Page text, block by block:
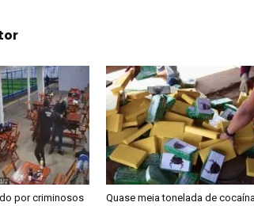
por criminosos
Quase meia tonelada de